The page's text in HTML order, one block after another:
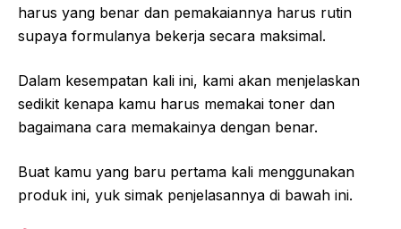
harus yang benar dan pemakaiannya harus rutin
supaya formulanya bekerja secara maksimal.
Dalam kesempatan kali ini, kami akan menjelaskan
sedikit kenapa kamu harus memakai toner dan
bagaimana cara memakainya dengan benar.
Buat kamu yang baru pertama kali menggunakan
produk ini, yuk simak penjelasannya di bawah ini.